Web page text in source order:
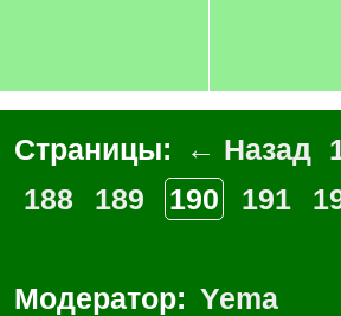
Страницы: ← Назад
188
189 190 191
Модератор: Yema